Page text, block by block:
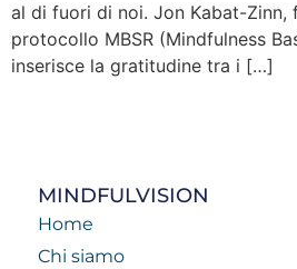
al di fuori di noi. Jon Kabat-Zinn,
protocollo MBSR (Mindfulness
inserisce la gratitudine tra i […]
MINDFULVISION
Home
Chi siamo